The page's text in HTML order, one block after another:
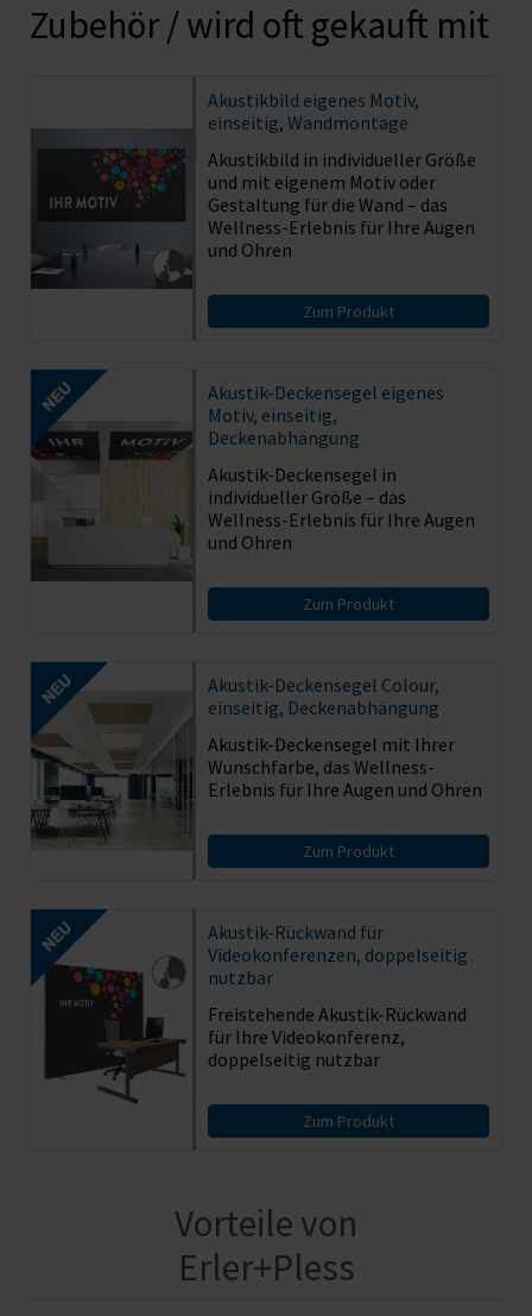
Zubehör / wird oft gekauft mit
Akustikbild eigenes Motiv,
einseitig, Wandmontage
Akustikbild in individueller Größe
und mit eigenem Motiv oder
Gestaltung für die Wand – das
Wellness-Erlebnis für Ihre Augen
und Ohren
Zum Produkt
Akustik-Deckensegel eigenes
Motiv, einseitig,
Deckenabhängung
Akustik-Deckensegel in
individueller Größe – das
Wellness-Erlebnis für Ihre Augen
und Ohren
Zum Produkt
Akustik-Deckensegel Colour,
einseitig, Deckenabhängung
Akustik-Deckensegel mit Ihrer
Wunschfarbe, das Wellness-
Erlebnis für Ihre Augen und Ohren
Zum Produkt
Akustik-Rückwand für
Videokonferenzen, doppelseitig
nutzbar
Freistehende Akustik-Rückwand
für Ihre Videokonferenz,
doppelseitig nutzbar
Zum Produkt
Vorteile von
Erler+Pless